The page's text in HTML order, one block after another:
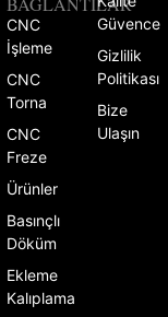
CNC
İşleme
CNC
Torna
CNC
Freze
Ürünler
Basınçlı
Döküm
Ekleme
Kalıplama
Güvence
Gizlilik
Politikası
Bize
Ulaşın